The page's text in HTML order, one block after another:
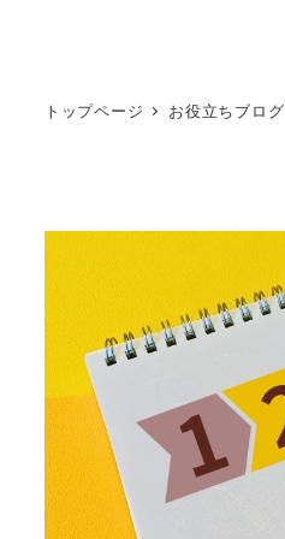
トップページ お役立ちブログ